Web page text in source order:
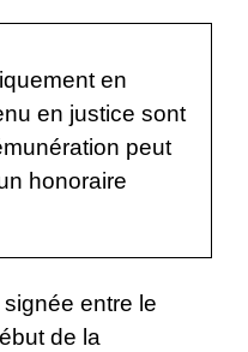
en
en justice sont
peut
honoraire
entre le
de la